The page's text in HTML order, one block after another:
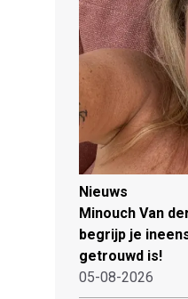
Nieuws
Minouch Van
begrijp je
getrouwd is!
05-08-2026